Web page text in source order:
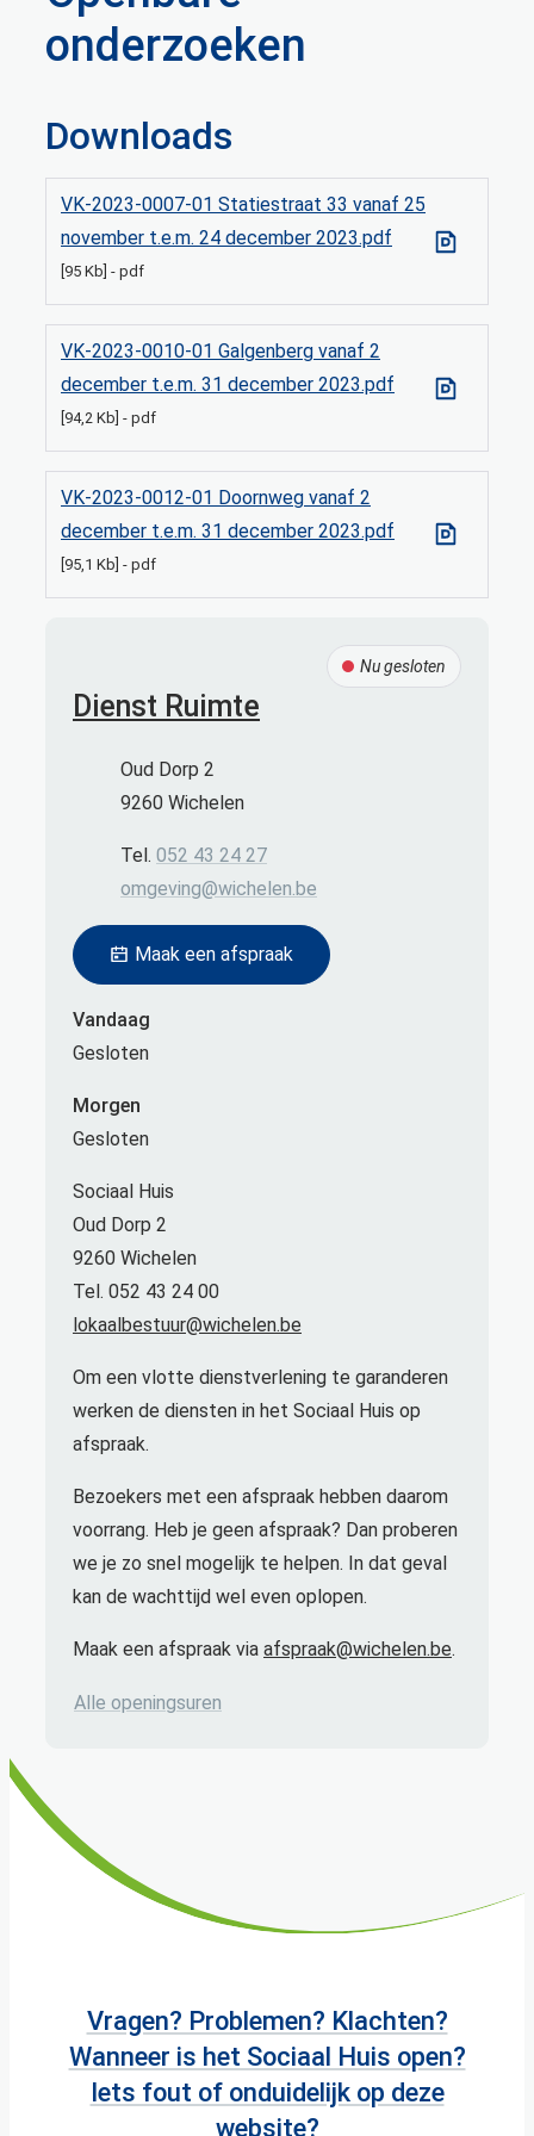
onderzoeken
Downloads
VK-2023-0007-01 Statiestraat 33 vanaf 25
november t.e.m. 24 december 2023.pdf
95 Kb pdf
VK-2023-0010-01 Galgenberg vanaf 2
december t.e.m. 31 december 2023.pdf
94,2 Kb pdf
VK-2023-0012-01 Doornweg vanaf 2
december t.e.m. 31 december 2023.pdf
95,1 Kb pdf
Dienst Ruimte
Nu gesloten
AdresOud Dorp 2
,9260 Wichelen
052 43 24 27
E-mailomgeving@wichelen.be
Maak een afspraak
Vandaag
Gesloten
Morgen
Gesloten
Sociaal Huis
Oud Dorp 2
9260 Wichelen
Tel. 052 43 24 00
lokaalbestuur@wichelen.be
Om een vlotte dienstverlening te garanderen
werken de diensten in het Sociaal Huis op
afspraak.
Bezoekers met een afspraak hebben daarom
voorrang. Heb je geen afspraak? Dan proberen
we je zo snel mogelijk te helpen. In dat geval
kan de wachttijd wel even oplopen.
Maak een afspraak via afspraak@wichelen.be.
Alle openingsuren
Vragen? Problemen? Klachten?
Wanneer is het Sociaal Huis open?
Iets fout of onduidelijk op deze
website?